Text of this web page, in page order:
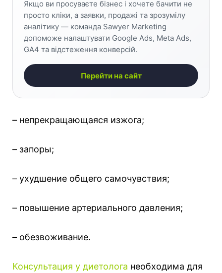
Якщо ви просуваєте бізнес і хочете бачити не
просто кліки, а заявки, продажі та зрозумілу
аналітику — команда Sawyer Marketing
допоможе налаштувати Google Ads, Meta Ads,
GA4 та відстеження конверсій.
Перейти на сайт
– непрекращающаяся изжога;
– запоры;
– ухудшение общего самочувствия;
– повышение артериального давления;
– обезвоживание.
Консультация у диетолога необходима для